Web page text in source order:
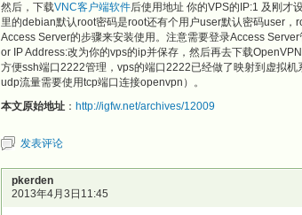
然后，下载VNC客户端软件后使用地址 你的VPS的IP:1 及刚才
里的debian默认root密码是root还有个用户user默认密码user
Access Server的步骤来安装使用。注意需要登录Access
or IP Address:改为你的vps的ip并保存，然后再去下载
方便ssh端口2222管理，vps的端口2222已经做了映射到虚拟
udp流量需要使用tcp端口连接openvpn）。
本文原始地址 ： http://igfw.net/archives/12009
发表评论
pkerden
2013年4月3日11:45